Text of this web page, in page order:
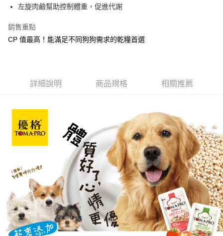
國泰世華商業銀行
兆豐國際商業銀行
匯豐（台灣）商業銀行
聯邦商業銀行
遠東國際商業銀行
台灣樂天信用卡公司
悠遊付
大哥付你分期
【大哥付你分期使用說明】
1.本服務由台灣大哥大提供，台灣大哥大用戶可立即使用無須另外申請。
2.付款方式選擇「大哥付你分期」，訂單成立後會自動跳轉到大哥付的交易
流程，驗證手機門號後，選擇欲分期的期數、繳款截止日，確認付款後即完
成交易。
3.實際核准額度、可分期數及費用金額請依後續交易確認頁面所載為準。
4.訂單成立30分鐘內，如未前往確認交易或遇審核未通過，訂單將自動取
消。如遇「轉專審核」未通過狀況，表示未達大哥付你分期系統評分，恕無
法說明評估內容。
【繳款方式說明】
1.分期款項不併入電信帳單，「大哥付你分期」於每月結算日後寄送繳費提
醒簡訊。
2.透過簡訊連結打開帳單後，可選擇「超商條碼／台灣大直營門市／銀行轉
帳／街口支付／iPASS MONEY」等通路繳費。
AFTEE先享後付
相關說明
【關於「AFTEE先享後付」】
AFTEE先享後付是「在收到商品之後才付款」的支付方式。 讓您購物簡單
１．簡單：不需註冊會員、不需綁卡、不需儲值。
２．便利：只要手機號碼，簡訊認證，即可結帳。
３．安心：先確認商品／服務後，再付款。
【「AFTEE先享後付」結帳流程】
１．於結帳方式選擇「AFTEE先享後付」後，將跳轉至「AFTEE先享後付」
結帳頁面，進行簡訊認證並確認金額後，即可完成結帳。
２．訂單成立數日內，您將收到繳費通知簡訊。
貨到付款
運送方式
本島宅配
每筆NT$95，滿NT$1,000(含以上)免運費
左旋肉鹼幫助控制體重，促進代謝
銷售重點
CP 值最高！能滿足不同狗狗需求的乾糧首選
詳細說明 商品規格 相關推薦